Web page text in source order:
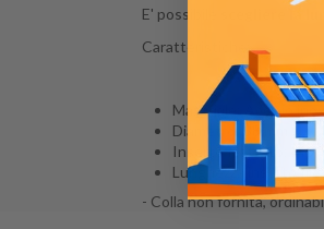
E' possibile scegliere la
Caratteristiche:
Materiale: Acciaio
Diametro: 38 mm
Inserto filettato: M6
Lunghezza inserto
- Colla non fornita,